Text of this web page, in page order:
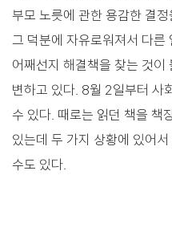
부모 노릇에 관한 용감한 결
그 덕분에 자유로워져서 다른
어째선지 해결책을 찾는 것이
변하고 있다. 8월 2일부터 사
수 있다. 때로는 읽던 책을 책
있는데 두 가지 상황에 있어
수도 있다.